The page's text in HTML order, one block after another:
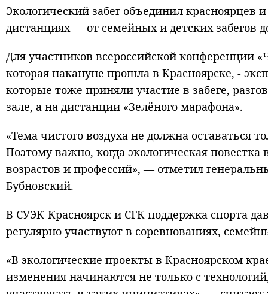
Экологический забег объединил красноярцев
дистанциях — от семейных и детских забегов
Для участников всероссийской конференции
которая накануне прошла в Красноярске, -
которые тоже приняли участие в забеге,
зале, а на дистанции «Зелёного марафона».
«Тема чистого воздуха не должна оставаться
Поэтому важно, когда экологическая
возрастов и профессий», — отметил
Бубновский.
В СУЭК-Красноярск и СГК поддержка спорта
регулярно участвуют в соревнованиях,
«В экологические проекты в Красноярском
изменения начинаются не только с